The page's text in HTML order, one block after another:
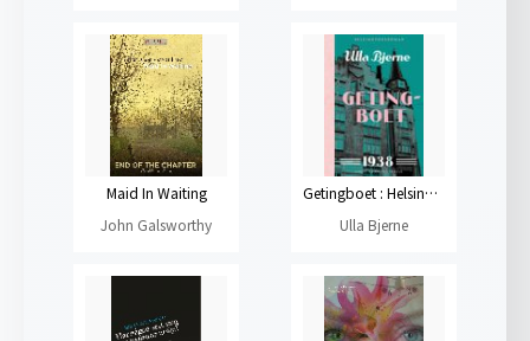
Maid In Waiting
John Galsworthy
Getingboet : Helsingforsroman
Ulla Bjerne